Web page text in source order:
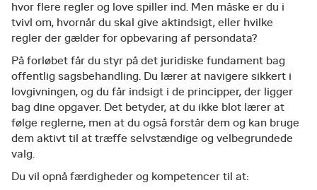
hvor flere regler og love spiller ind. Men måske er du i
tvivl om, hvornår du skal give aktindsigt, eller hvilke
regler der gælder for opbevaring af persondata?
På forløbet får du styr på det juridiske fundament bag
offentlig sagsbehandling. Du lærer at navigere sikkert i
lovgivningen, og du får indsigt i de principper, der ligger
bag dine opgaver. Det betyder, at du ikke blot lærer at
følge reglerne, men at du også forstår dem og kan bruge
dem aktivt til at træffe selvstændige og velbegrundede
valg.
Du vil opnå færdigheder og kompetencer til at: